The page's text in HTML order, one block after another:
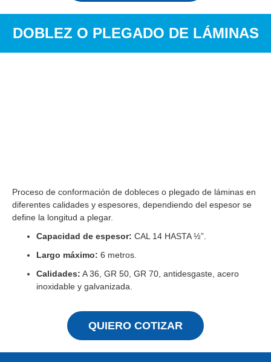
DOBLEZ O PLEGADO DE LÁMINAS
Proceso de conformación de dobleces o plegado de láminas en
diferentes calidades y espesores, dependiendo del espesor se
define la longitud a plegar.
Capacidad de espesor: CAL 14 HASTA ½”.
Largo máximo: 6 metros.
Calidades: A 36, GR 50, GR 70, antidesgaste, acero
inoxidable y galvanizada.
QUIERO COTIZAR